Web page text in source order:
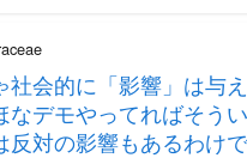
社会的に「影響」は与
なデモやってればそう
反対の影響もあるわけで